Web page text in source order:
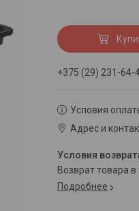
+375 (29) 231-64-
Условия
Адрес и
возврат товара
Подробнее